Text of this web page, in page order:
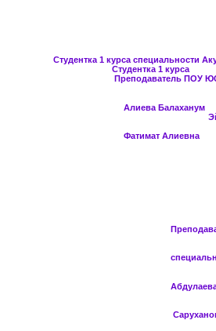
Студентка 1 курса
Преподаватель ПОУ
Алиева
Фатимат Алиевна